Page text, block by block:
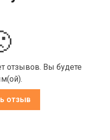
отзывов. Вы будете
отзыв